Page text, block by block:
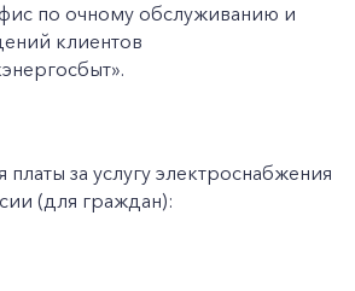
по очному обслуживанию и
клиентов
за услугу электроснабжения
(для граждан):